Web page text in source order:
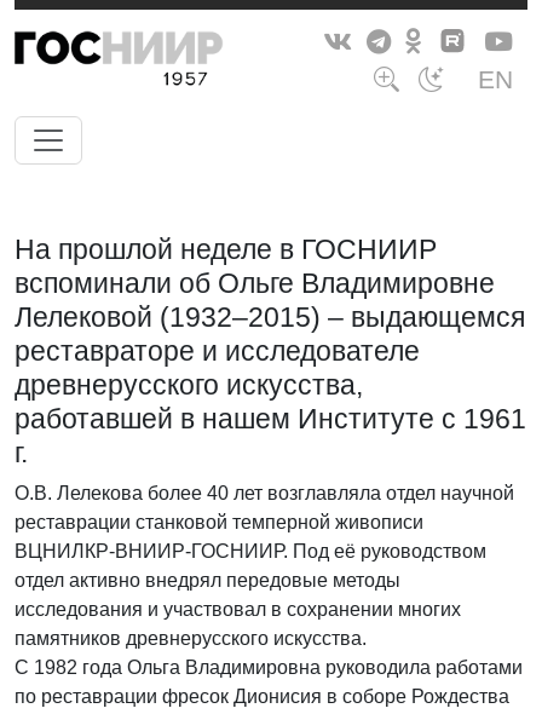
EN
На прошлой неделе в ГОСНИИР
вспоминали об Ольге Владимировне
Лелековой (1932–2015) – выдающемся
реставраторе и исследователе
древнерусского искусства,
работавшей в нашем Институте с 1961
г.
О.В. Лелекова более 40 лет возглавляла отдел научной
реставрации станковой темперной живописи
ВЦНИЛКР-ВНИИР-ГОСНИИР. Под её руководством
отдел активно внедрял передовые методы
исследования и участвовал в сохранении многих
памятников древнерусского искусства.
С 1982 года Ольга Владимировна руководила работами
по реставрации фресок Дионисия в соборе Рождества